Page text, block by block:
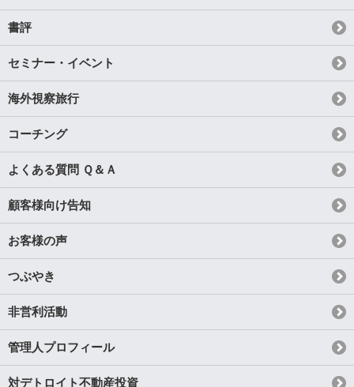
書評
セミナー・イベント
海外視察旅行
コーチング
よくある質問 Ｑ＆Ａ
顧客様向け告知
お客様の声
つぶやき
非営利活動
管理人プロフィール
対デトロイト不動産投資